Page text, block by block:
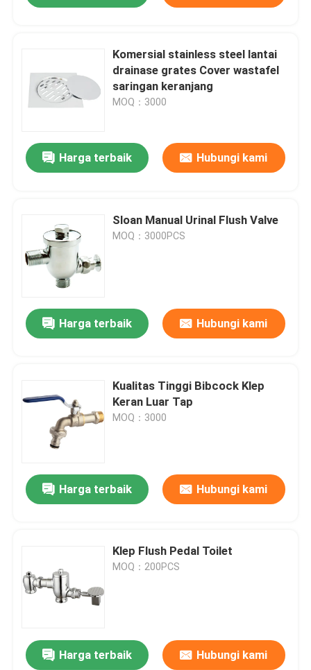
Rumah
Video
Komersial stainless steel lantai
drainase grates Cover wastafel
saringan keranjang
MOQ：3000
Harga terbaik Hubungi kami
Sloan Manual Urinal Flush Valve
MOQ：3000PCS
Harga terbaik Hubungi kami
Kualitas Tinggi Bibcock Klep
Keran Luar Tap
MOQ：3000
Harga terbaik Hubungi kami
Klep Flush Pedal Toilet
MOQ：200PCS
Harga terbaik Hubungi kami
3 4 " 1 2 inci Kuningan Klep Kupu-kupu